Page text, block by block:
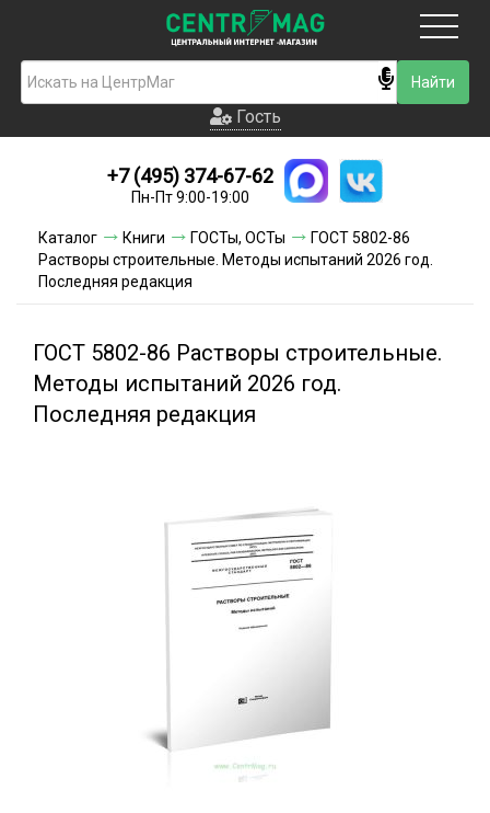
Гость
Новинки
Условия доставки
Условия оплаты
Акции и скидки
Гость
+7 (495) 374-67-62
Пн-Пт 9:00-19:00
Каталог Книги ГОСТы, ОСТы
ГОСТ 5802-86
Растворы строительные. Методы испытаний 2026 год.
Последняя редакция
ГОСТ 5802-86 Растворы строительные.
Методы испытаний 2026 год.
Последняя редакция